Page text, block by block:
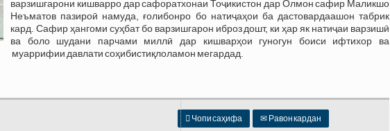
варзишгарони кишварро дар сафоратхонаи Тоҷикистон дар Олмон сафир Маликшо
Неъматов пазироӣ намуда, ғолибонро бо натиҷаҳои ба дастовардаашон табрик
кард. Сафир ҳангоми суҳбат бо варзишгарон иброз дошт, ки ҳар як натиҷаи варзишӣ
ва боло шудани парчами миллӣ дар кишварҳои гуногун боиси ифтихор ва
муаррифии давлати соҳибистиқлоламон мегардад.
 Чопи саҳифа ✉ Равон кардан